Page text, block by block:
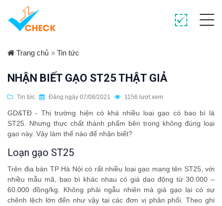
Trang chủ » Tin tức
NHẬN BIẾT GẠO ST25 THẬT GIẢ
Tin tức Đăng ngày 07/08/2021 1156 lượt xem
GD&TĐ - Thị trường hiện có khá nhiều loại gạo có bao bì là
ST25. Nhưng thực chất thành phẩm bên trong không đúng loại
gạo này. Vậy làm thế nào để nhận biết?
Loạn gạo ST25
Trên địa bàn TP Hà Nội có rất nhiều loại gạo mang tên ST25, với
nhiều mẫu mã, bao bì khác nhau có giá dao động từ 30.000 –
60.000 đồng/kg. Không phải ngẫu nhiên mà giá gạo lại có sự
chênh lệch lớn đến như vậy tại các đơn vị phân phối. Theo ghi